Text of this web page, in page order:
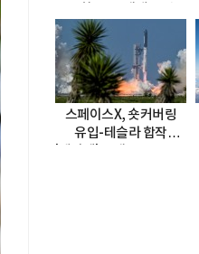
스페이스X, 숏커버링
유입-테슬라 합작